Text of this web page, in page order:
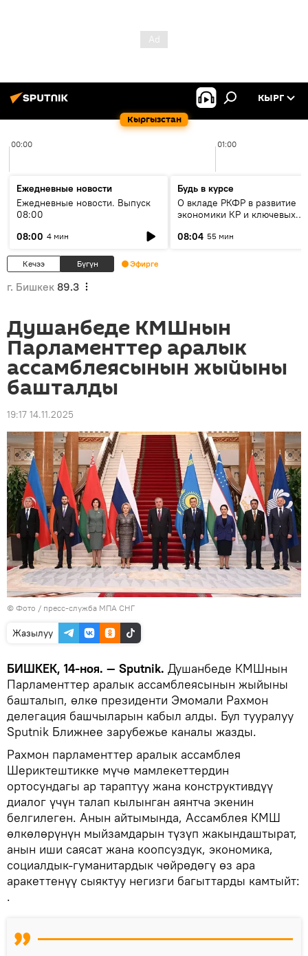
Кыргызстан
КЫРГ
00:00 01:00
Ежедневные новости
Ежедневные новости. Выпуск
08:00
08:00 4 мин
Будь в курсе
О вкладе РКФР в развитие
экономики КР и ключевых
08:04 55 мин
Кечээ Бүгүн Эфирге
г. Бишкек 89.3
Душанбеде КМШнын
Парламенттер аралык
ассамблеясынын жыйыны
башталды
19:17 14.11.2025
© Фото / пресс-служба МПА СНГ
Жазылуу
БИШКЕК, 14-ноя. — Sputnik. Душанбеде КМШнын
Парламенттер аралык ассамблеясынын жыйыны
башталып, өлкө президенти Эмомали Рахмон
делегация башчыларын кабыл алды. Бул тууралуу
Sputnik Ближнее зарубежье каналы жазды.
Рахмон парламенттер аралык ассамблея
Шериктештикке мүчө мамлекеттердин
ортосундагы ар тараптуу жана конструктивдүү
диалог үчүн талап кылынган аянтча экенин
белгилеген. Анын айтымында, Ассамблея КМШ
өлкөлөрүнүн мыйзамдарын түзүп жакындаштырат,
анын иши саясат жана коопсуздук, экономика,
социалдык-гуманитардык чөйрөдөгү өз ара
аракеттенүү сыяктуу негизги багыттарды камтыйт:
.